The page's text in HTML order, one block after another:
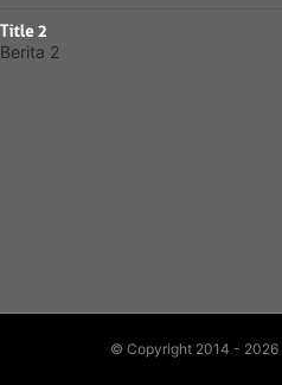
Title 2
Berita 2
© Copyright 2014 - 2026